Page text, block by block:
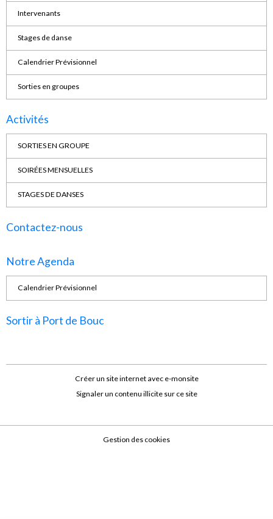
Intervenants
Stages de danse
Calendrier Prévisionnel
Sorties en groupes
Activités
SORTIES EN GROUPE
SOIRÉES MENSUELLES
STAGES DE DANSES
Contactez-nous
Notre Agenda
Calendrier Prévisionnel
Sortir à Port de Bouc
Créer un site internet avec e-monsite
Signaler un contenu illicite sur ce site
Gestion des cookies